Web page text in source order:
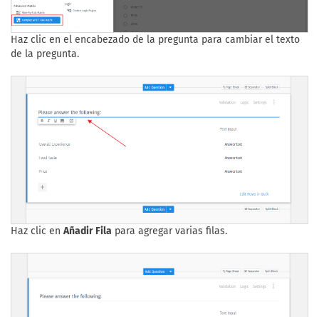
Haz clic en el encabezado de la pregunta para cambiar el texto
de la pregunta.
Haz clic en Añadir Fila para agregar varias filas.